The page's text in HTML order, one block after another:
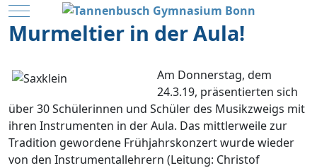
Mobile Menu Toggle
Murmeltier in der Aula!
Am Donnerstag, dem
24.3.19, präsentierten sich
über 30 Schülerinnen und Schüler des Musikzweigs mit
ihren Instrumenten in der Aula. Das mittlerweile zur
Tradition gewordene Frühjahrskonzert wurde wieder
von den Instrumentallehrern (Leitung: Christof